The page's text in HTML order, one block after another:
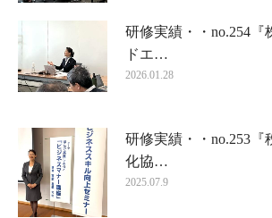
研修実績・・no.254『
ドエ…
2026.01.28
研修実績・・no.253『
化協…
2025.07.9